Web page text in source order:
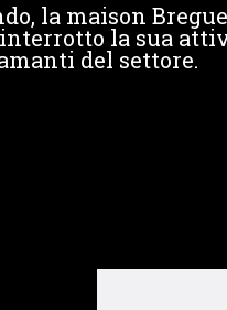
la maison
la sua
del settore.